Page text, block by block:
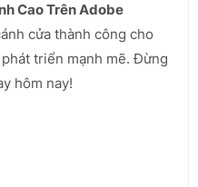
Cao Trên Adobe
cửa thành công cho
triển mạnh mẽ. Đừng
hôm nay!